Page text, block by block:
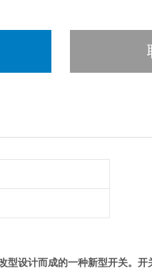
设计而成的一种新型开关。